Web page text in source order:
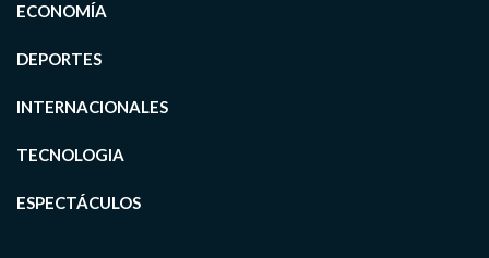
ECONOMÍA
DEPORTES
INTERNACIONALES
TECNOLOGIA
ESPECTÁCULOS